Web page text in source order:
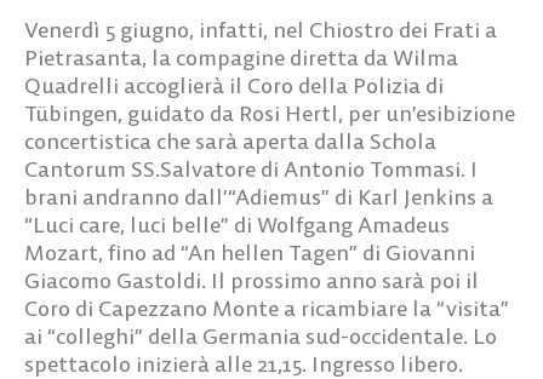
Venerdì 5 giugno, infatti, nel Chiostro dei Frati a
Pietrasanta, la compagine diretta da Wilma
Quadrelli accoglierà il Coro della Polizia di
Tübingen, guidato da Rosi Hertl, per un’esibizione
concertistica che sarà aperta dalla Schola
Cantorum SS.Salvatore di Antonio Tommasi. I
brani andranno dall’“Adiemus” di Karl Jenkins a
“Luci care, luci belle” di Wolfgang Amadeus
Mozart, fino ad “An hellen Tagen” di Giovanni
Giacomo Gastoldi. Il prossimo anno sarà poi il
Coro di Capezzano Monte a ricambiare la “visita”
ai “colleghi” della Germania sud-occidentale. Lo
spettacolo inizierà alle 21,15. Ingresso libero.